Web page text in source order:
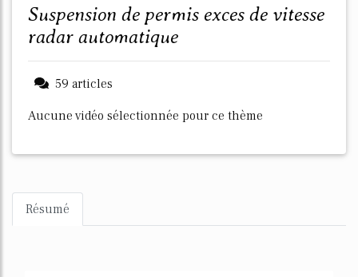
suspension de permis exces de vitesse
radar automatique
59 articles
Aucune vidéo sélectionnée pour ce thème
Résumé